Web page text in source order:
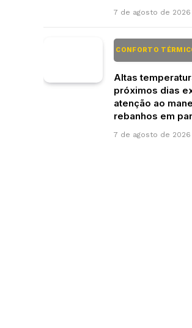
7 de agosto de 2026
CONFORTO
Altas
próximos dias
atenção ao
rebanhos em
7 de agosto de 2026